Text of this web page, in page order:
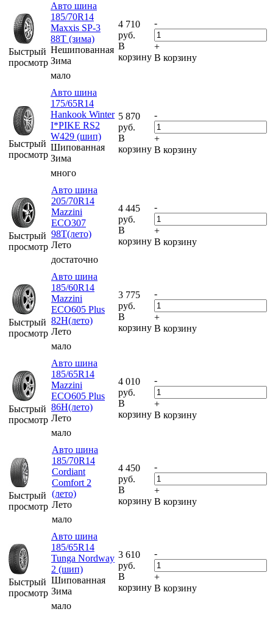
Быстрый
просмотр
Авто шина
185/70R14
Maxxis SP-3
88T (зима)
Нешипованная
Зима
мало
4 710
руб.
В
корзину
-
+
В корзину
Быстрый
просмотр
Авто шина
175/65R14
Hankook Winter
I*PIKE RS2
W429 (шип)
Шипованная
Зима
много
5 870
руб.
В
корзину
-
+
В корзину
Быстрый
просмотр
Авто шина
205/70R14
Mazzini
ECO307
98T(лето)
Лето
достаточно
4 445
руб.
В
корзину
-
+
В корзину
Быстрый
просмотр
Авто шина
185/60R14
Mazzini
ECO605 Plus
82H(лето)
Лето
мало
3 775
руб.
В
корзину
-
+
В корзину
Быстрый
просмотр
Авто шина
185/65R14
Mazzini
ECO605 Plus
86H(лето)
Лето
мало
4 010
руб.
В
корзину
-
+
В корзину
Быстрый
просмотр
Авто шина
185/70R14
Cordiant
Comfort 2
(лето)
Лето
мало
4 450
руб.
В
корзину
-
+
В корзину
Быстрый
просмотр
Авто шина
185/65R14
Tunga Nordway
2 (шип)
Шипованная
Зима
мало
3 610
руб.
В
корзину
-
+
В корзину